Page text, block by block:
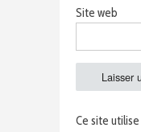
Site web
Ce site